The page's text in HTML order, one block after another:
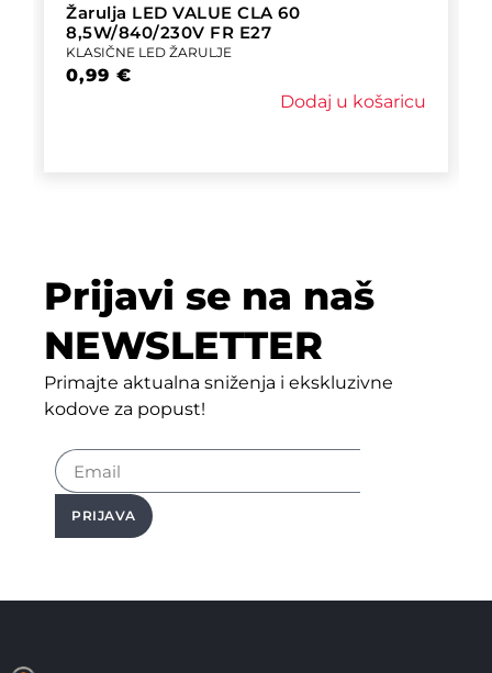
Žarulja LED VALUE CLA 60
8,5W/840/230V FR E27
KLASIČNE LED ŽARULJE
0,99 €
Dodaj u košaricu
Prijavi se na naš
NEWSLETTER
Primajte aktualna sniženja i ekskluzivne
kodove za popust!
PRIJAVA